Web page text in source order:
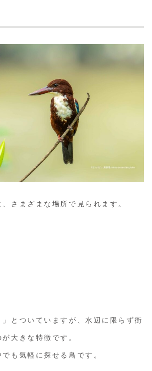
さまざまな場所で見られます。
とついていますが、水辺に限らず街
大きな特徴です。
も気軽に探せる鳥です。